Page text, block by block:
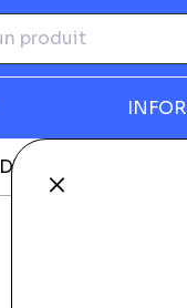
Fermer
DVD, Blu-ray